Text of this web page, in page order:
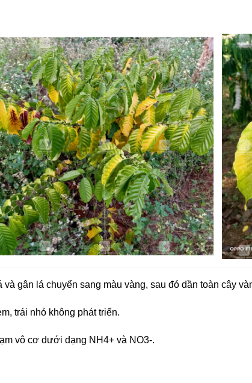
gân lá chuyển sang màu vàng, sau đó dần toàn cây
trái nhỏ không phát triển.
vô cơ dưới dạng NH4+ và NO3-.